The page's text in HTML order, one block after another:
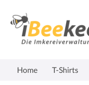
Home T-Shirts